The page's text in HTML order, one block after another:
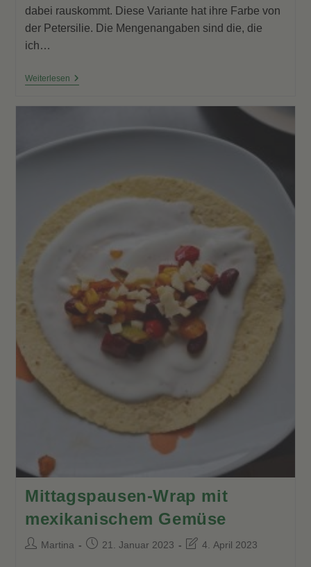
dabei rauskommt. Diese Variante hat ihre Farbe von
der Petersilie. Die Mengenangaben sind die, die
ich…
WeiterlesenBunter
Mittagspausen-Wrap mit
mexikanischem Gemüse
Beitrags-
Martina
Beitrag21. Januar 2023
Beitrag4. April 2023